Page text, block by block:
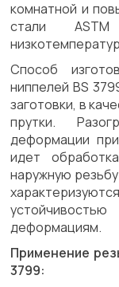
комнатной и
стали
Способ
ниппелей BS
заготовки, в
прутки.
деформации
идет
наружную
деформациям.
Применение
3799: